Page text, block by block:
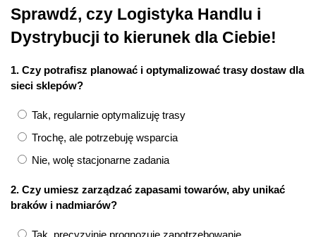
Sprawdź, czy Logistyka Handlu i
Dystrybucji to kierunek dla Ciebie!
1. Czy potrafisz planować i optymalizować trasy dostaw dla
sieci sklepów?
Tak, regularnie optymalizuję trasy
Trochę, ale potrzebuję wsparcia
Nie, wolę stacjonarne zadania
2. Czy umiesz zarządzać zapasami towarów, aby unikać
braków i nadmiarów?
Tak, precyzyjnie prognozuję zapotrzebowanie